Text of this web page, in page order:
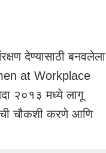
देण्यासाठी बनवलेला
at Workplace
२०१३ मध्ये लागू
चौकशी करणे आणि